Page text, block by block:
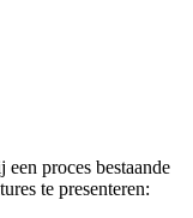
proces bestaande
te presenteren: